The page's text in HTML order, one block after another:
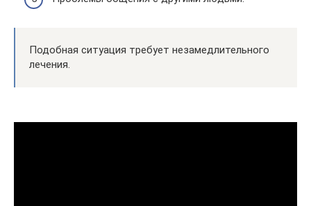
Подобная ситуация требует незамедлительного
лечения.